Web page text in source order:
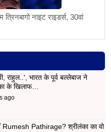
नाइट राइडर्स, 30वां
राहुल..', भारत के पूर्व बल्लेबाज ने
के खिलाफ…
ago
Rumesh Pathirage? श्रीलंका का वो